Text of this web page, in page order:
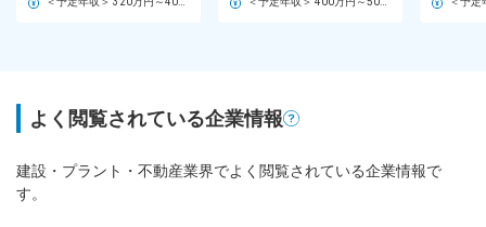
よく閲覧されている企業情報
建設・プラント・不動産業界でよく閲覧されている企業情報で
す。